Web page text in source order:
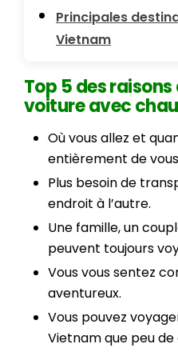
Principales
Vietnam
Top 5 des
voiture avec
Où vous allez et
entièrement de
Plus besoin de
endroit à l’autre.
Une famille, un
peuvent toujours
Vous vous sentez
aventureux.
Vous pouvez
Vietnam que peu